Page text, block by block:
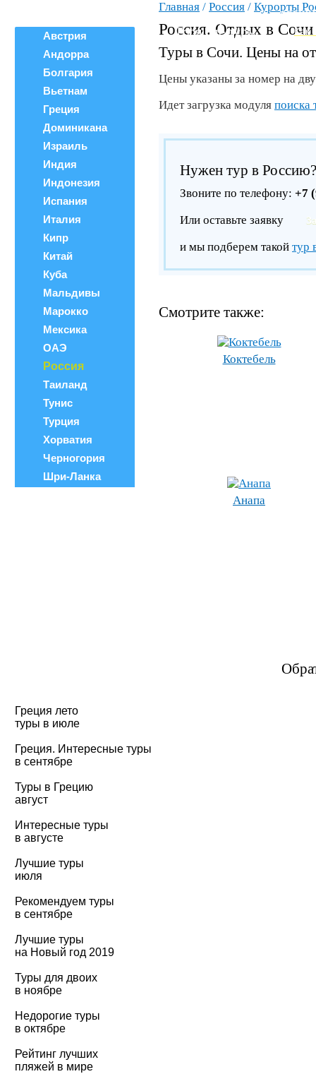
Горящие туры
Как
Австрия
Андорра
Болгария
Вьетнам
Греция
Доминикана
Израиль
Индия
Индонезия
Испания
Италия
Кипр
Китай
Куба
Мальдивы
Марокко
Мексика
ОАЭ
Россия
Таиланд
Тунис
Турция
Хорватия
Черногория
Шри-Ланка
Главная / Россия / Курорты
Россия. Отдых в Сочи
Туры в Сочи. Цены на
Цены указаны за номер на
Идет загрузка модуля поиска
Нужен тур в Россию?
Звоните по телефону: +7
Или оставьте заявку
и мы подберем такой тур
Смотрите также:
Коктебель
Анапа
Греция лето
туры в июле
Греция. Интересные туры
в сентябре
Туры в Грецию
август
Интересные туры
в августе
Лучшие туры
июля
Рекомендуем туры
в сентябре
Лучшие туры
на Новый год 2019
Туры для двоих
в ноябре
Недорогие туры
в октябре
Рейтинг лучших
пляжей в мире